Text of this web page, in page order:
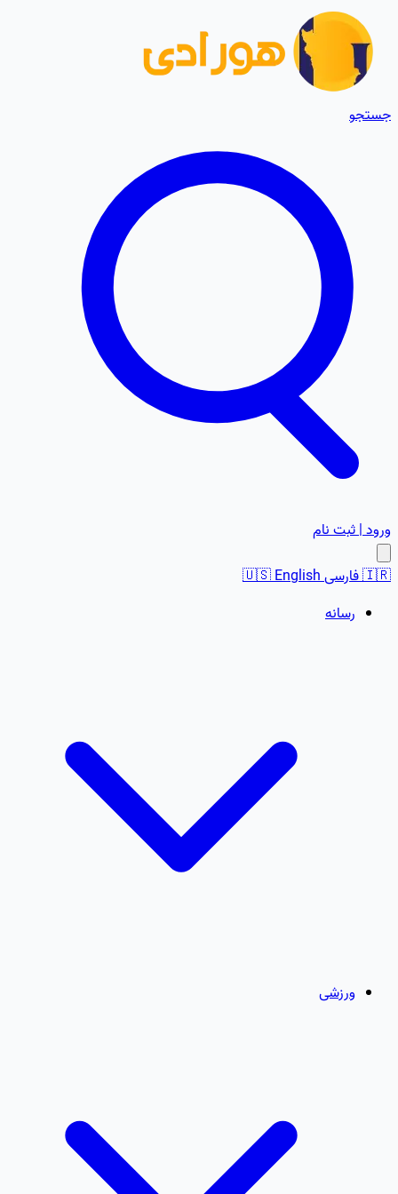
جستجو
ورود | ثبت نام
🇮🇷فارسی 🇺🇸English
رسانه
ورزشی